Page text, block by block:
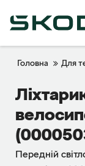
Головна Для
Передній